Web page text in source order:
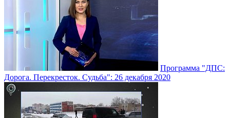
Программа "ДПС:
Дорога. Перекресток. Судьба": 26 декабря 2020